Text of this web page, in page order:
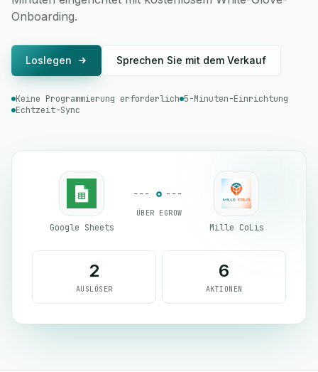
Onboarding.
Loslegen Sprechen Sie mit dem Verkauf
Keine Programmierung erforderlich 5-Minuten-Einrichtung
Echtzeit-Sync
Google Sheets
ÜBER EGROW
Mille CoLis
2
AUSLÖSER
6
AKTIONEN